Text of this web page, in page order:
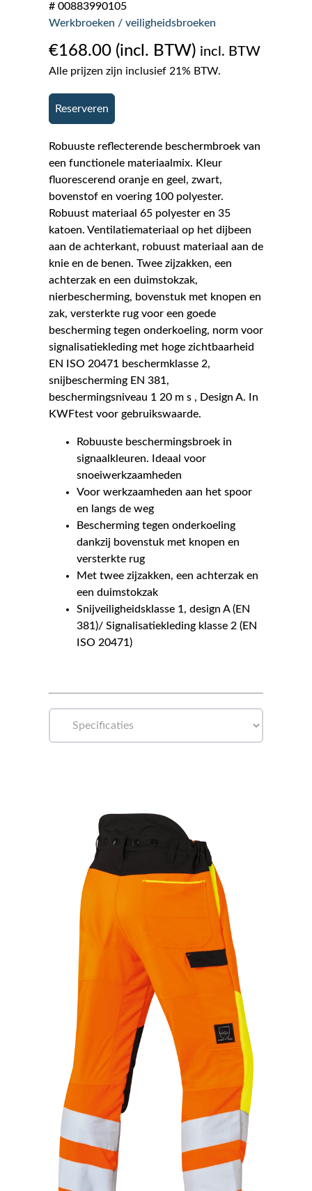
# 00883990105
Werkbroeken / veiligheidsbroeken
€168.00 incl. BTW
Alle prijzen zijn inclusief 21% BTW.
Reserveren
Robuuste reflecterende beschermbroek van
een functionele materiaalmix. Kleur
fluorescerend oranje en geel, zwart,
bovenstof en voering 100 polyester.
Robuust materiaal 65 polyester en 35
katoen. Ventilatiemateriaal op het dijbeen
aan de achterkant, robuust materiaal aan de
knie en de benen. Twee zijzakken, een
achterzak en een duimstokzak,
nierbescherming, bovenstuk met knopen en
zak, versterkte rug voor een goede
bescherming tegen onderkoeling, norm voor
signalisatiekleding met hoge zichtbaarheid
EN ISO 20471 beschermklasse 2,
snijbescherming EN 381,
beschermingsniveau 1 20 m s , Design A. In
KWFtest voor gebruikswaarde.
Robuuste beschermingsbroek in
signaalkleuren. Ideaal voor
snoeiwerkzaamheden
Voor werkzaamheden aan het spoor
en langs de weg
Bescherming tegen onderkoeling
dankzij bovenstuk met knopen en
versterkte rug
Met twee zijzakken, een achterzak en
een duimstokzak
Snijveiligheidsklasse 1, design A (EN
381)/ Signalisatiekleding klasse 2 (EN
ISO 20471)